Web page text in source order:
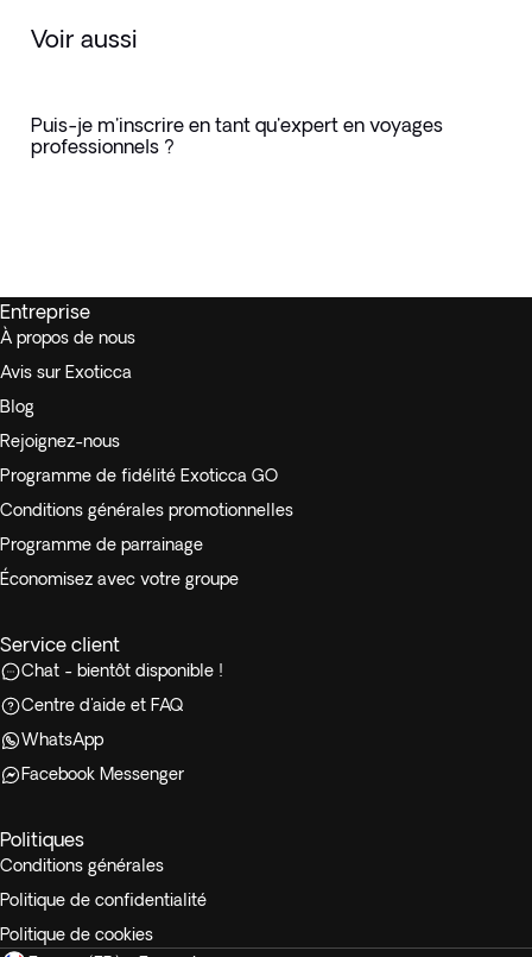
Voir aussi
Puis-je m'inscrire en tant qu'expert en voyages
professionnels ?